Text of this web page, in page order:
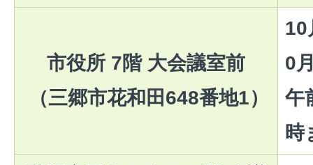
市役所 7階 大会議室前
（三郷市花和田648番地1）
10
0
午
時